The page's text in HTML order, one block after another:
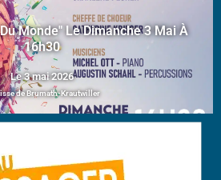
Monde" Le Dimanche 3 Mai À
16h30
Le 3 mai 2026
de Brumath-Krautwiller